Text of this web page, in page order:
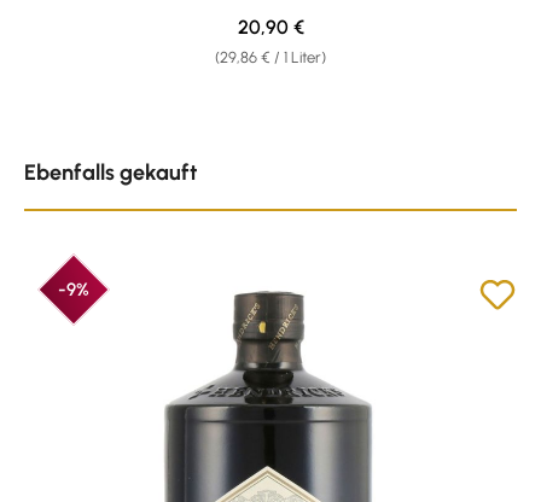
(29,86 € / 1 Liter)
Regulärer Preis:
20,90 €
Ebenfalls gekauft
-9%